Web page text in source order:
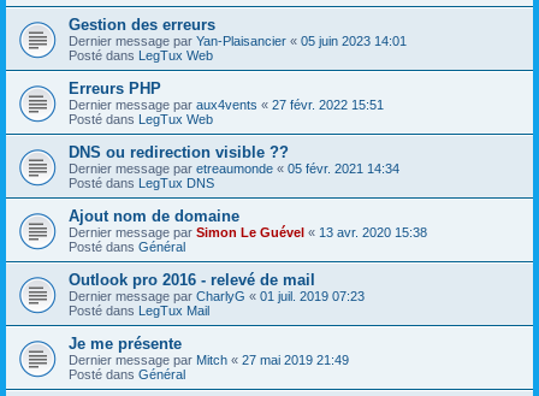
Gestion des erreurs
Dernier message par Yan-Plaisancier « 05 juin 2023 14:01
Posté dans LegTux Web
Erreurs PHP
Dernier message par aux4vents « 27 févr. 2022 15:51
Posté dans LegTux Web
DNS ou redirection visible ??
Dernier message par etreaumonde « 05 févr. 2021 14:34
Posté dans LegTux DNS
Ajout nom de domaine
Dernier message par Simon Le Guével « 13 avr. 2020 15:38
Posté dans Général
Outlook pro 2016 - relevé de mail
Dernier message par CharlyG « 01 juil. 2019 07:23
Posté dans LegTux Mail
Je me présente
Dernier message par Mitch « 27 mai 2019 21:49
Posté dans Général